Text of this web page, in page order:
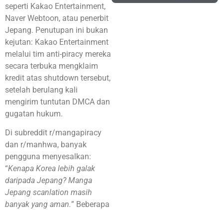
seperti Kakao Entertainment,
Naver Webtoon, atau penerbit
Jepang. Penutupan ini bukan
kejutan: Kakao Entertainment
melalui tim anti-piracy mereka
secara terbuka mengklaim
kredit atas shutdown tersebut,
setelah berulang kali
mengirim tuntutan DMCA dan
gugatan hukum.
Di subreddit r/mangapiracy
dan r/manhwa, banyak
pengguna menyesalkan:
“Kenapa Korea lebih galak
daripada Jepang? Manga
Jepang scanlation masih
banyak yang aman.” Beberapa